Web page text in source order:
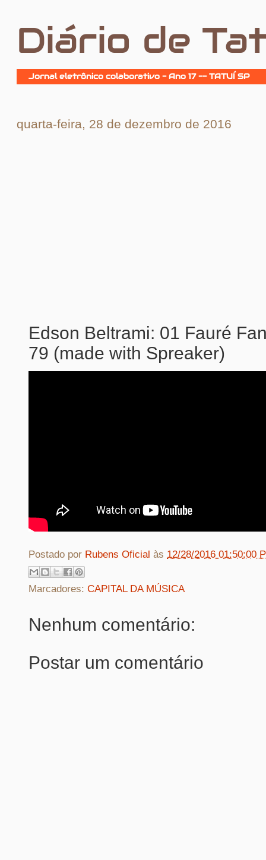
Diário de
Jornal eletrônico colaborativo - Ano 17 -- TATUÍ SP
quarta-feira, 28 de dezembro de 2016
Edson Beltrami: 01 Fauré
79 (made with Spreaker)
Postado por Rubens Oficial às 12/28/2016 01:50:00
Marcadores: CAPITAL DA MÚSICA
Nenhum comentário:
Postar um comentário